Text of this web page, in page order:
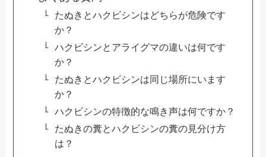
たぬきとハクビシンはどちらが危険です
か？
ハクビシンとアライグマの違いは何です
か？
たぬきとハクビシンは同じ場所にいます
か？
ハクビシンの特徴的な鳴き声は何ですか？
たぬきの糞とハクビシンの糞の見分け方
は？